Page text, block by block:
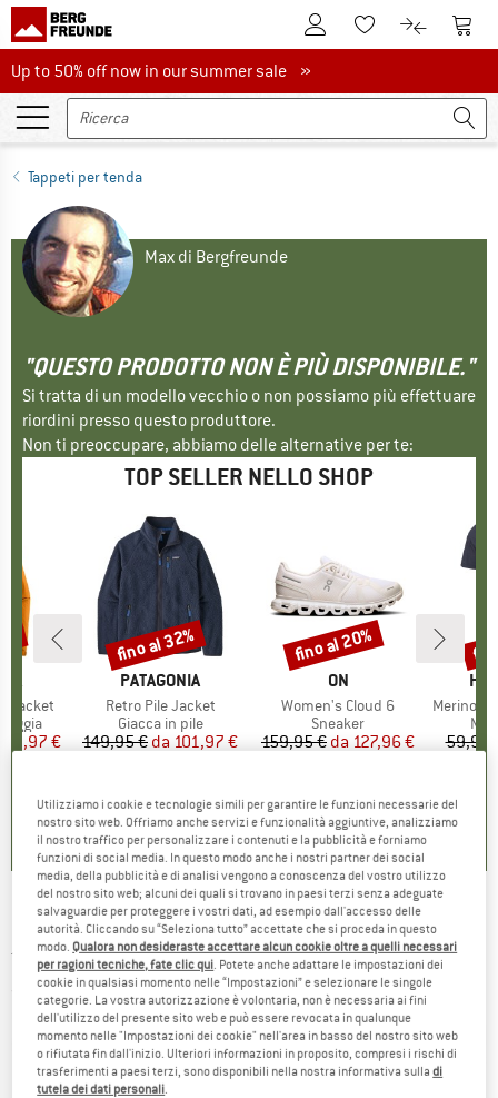
Al conto clienteAlla lista
Al Al
Up to 50% off now in our summer sale
Up to 50% off now in our summer sale »
Tappeti per tenda
Max di Bergfreunde
"QUESTO PRODOTTO NON È PIÙ DISPONIBILE."
Si tratta di un modello vecchio o non possiamo più effettuare
riordini presso questo produttore.
Non ti preoccupare, abbiamo delle alternative per te:
TOP SELLER NELLO SHOP
Jacket
ridotto
€
)
MARCHIO
PATAGONIA
Articolo
Retro Pile Jacket
Gruppo di prodotti
Giacca in pile
Prezzo
149,95 € Prezzo ridotto
da 101,97 €
4,6(71)
Sconto
fino al 32%
MARCHIO
ON
Articolo
Women's Cloud 6
Gruppo di prodotti
Sneaker
Prezzo
159,95 € Prezzo ridotto
da 127,96 €
4,7(48)
Sconto
fino al 20%
Articolo
MerinoMix150
59,95
Rice - Recycled Plastic Floor Mat - Tappeto per
tenda da campeggio
(0)
Utilizziamo i cookie e tecnologie simili per garantire le funzioni necessarie del
nostro sito web. Offriamo anche servizi e funzionalità aggiuntive, analizziamo
il nostro traffico per personalizzare i contenuti e la pubblicità e forniamo
funzioni di social media. In questo modo anche i nostri partner dei social
media, della pubblicità e di analisi vengono a conoscenza del vostro utilizzo
del nostro sito web; alcuni dei quali si trovano in paesi terzi senza adeguate
salvaguardie per proteggere i vostri dati, ad esempio dall'accesso delle
autorità. Cliccando su “Seleziona tutto” accettate che si proceda in questo
modo. Qualora non desideraste accettare alcun cookie oltre a quelli necessari
per ragioni tecniche, fate clic qui . Potete anche adattare le impostazioni dei
cookie in qualsiasi momento nelle “Impostazioni” e selezionare le singole
categorie. La vostra autorizzazione è volontaria, non è necessaria ai fini
dell'utilizzo del presente sito web e può essere revocata in qualunque
momento nelle "Impostazioni dei cookie" nell'area in basso del nostro sito web
o rifiutata fin dall'inizio. Ulteriori informazioni in proposito, compresi i rischi di
trasferimenti a paesi terzi, sono disponibili nella nostra informativa sulladi
tutela dei dati personali